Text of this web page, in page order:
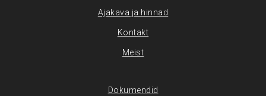
Ajakava ja hinnad
Kontakt
Meist
Dokumendid